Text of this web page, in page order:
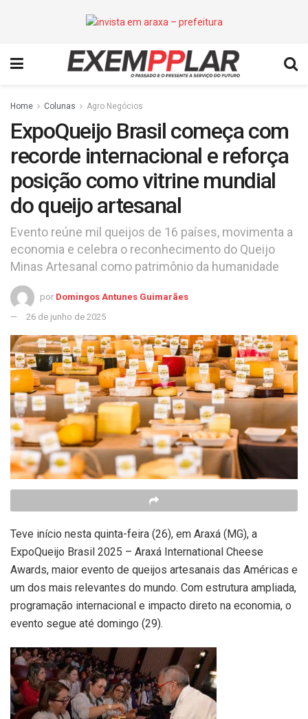
Home Colunas Agro Negócios
ExpoQueijo Brasil começa com
recorde internacional e reforça
posição como vitrine mundial
do queijo artesanal
Evento reúne mil queijos de 16 países, movimenta a
economia e celebra o reconhecimento do Queijo
Minas Artesanal como patrimônio da humanidade
por Domingos Antunes Guimarães
26 de junho de 2025
Teve início nesta quinta-feira (26), em Araxá (MG), a
ExpoQueijo Brasil 2025 – Araxá International Cheese
Awards, maior evento de queijos artesanais das Américas e
um dos mais relevantes do mundo. Com estrutura ampliada,
programação internacional e impacto direto na economia, o
evento segue até domingo (29).